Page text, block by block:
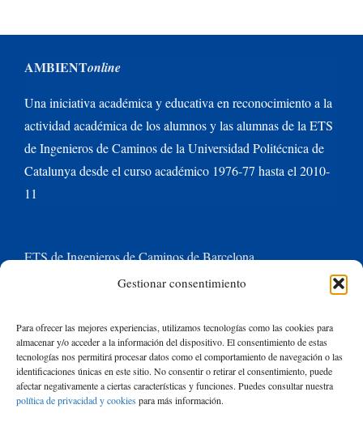
Gestionar consentimiento
Para ofrecer las mejores experiencias, utilizamos tecnologías como las cookies para
almacenar y/o acceder a la información del dispositivo. El consentimiento de estas
tecnologías nos permitirá procesar datos como el comportamiento de navegación o las
identificaciones únicas en este sitio. No consentir o retirar el consentimiento, puede
afectar negativamente a ciertas características y funciones. Puedes consultar nuestra
política de privacidad y cookiespara más información.
AMBIENTonline
Una iniciativa académica y educativa en reconocimiento a la
actividad académica de los alumnos y las alumnas de la ETS
de Ingenieros de Caminos de la Universidad Politécnica de
Catalunya desde el curso académico 1976-77 hasta el 2010-
11
ETS de Ingenieros de Caminos de Barcelona
Universitat Politècnica de Catalunya BarcelonaTech
Contacte con nosotros
Buscar: